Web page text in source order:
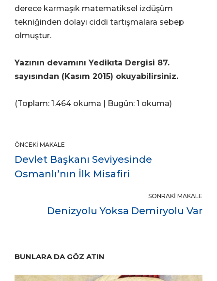
derece karmaşık matematiksel izdüşüm
tekniğinden dolayı ciddi tartışmalara sebep
olmuştur.
Yazının devamını Yedikıta Dergisi 87.
sayısından (Kasım 2015) okuyabilirsiniz.
(Toplam: 1.464 okuma | Bugün: 1 okuma)
ÖNCEKI MAKALE
Devlet Başkanı Seviyesinde
Osmanlı’nın İlk Misafiri
SONRAKI MAKALE
Denizyolu Yoksa Demiryolu Var
BUNLARA DA GÖZ ATIN